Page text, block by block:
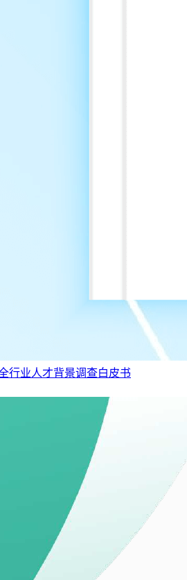
行业人才背景调查白皮书